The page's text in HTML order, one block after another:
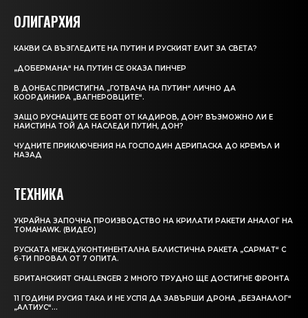
ОЛИГАРХИЯ
КАКВИ СА ВЪЗГЛЕДИТЕ НА ПУТИН И РУСКИЯТ ЕЛИТ ЗА СВЕТА?
„ДОБЕРМАНА“ НА ПУТИН СЕ ОКАЗА ПИНЧЕР
В ДОНБАС ПРИСТИГНА „ГОТВАЧА НА ПУТИН“ ЛИЧНО ДА
КООРДИНИРА „ВАГНЕРОВЦИТЕ“.
ЗАЩО РУСНАЦИТЕ СЕ БОЯТ ОТ КАДИРОВ, ДОН? ВЪЗМОЖНО ЛИ Е
НАИСТИНА ТОЙ ДА НАСЛЕДИ ПУТИН, ДОН?
ЧУДНИТЕ ПРИКЛЮЧЕНИЯ НА ГОСПОДИН ДЕРИПАСКА ДО КРЕМЪЛ И
НАЗАД
ТЕХНИКА
УКРАЙНА ЗАПОЧНА ПРОИЗВОДСТВО НА КРИЛАТИ РАКЕТИ АНАЛОГ НА
TOMAHAWK. (ВИДЕО)
РУСКАТА МЕЖДУКОНТИНЕНТАЛНА БАЛИСТИЧНА РАКЕТА „САРМАТ“ С
6-ТИ ПРОВАЛ ОТ 7 ОПИТА.
БРИТАНСКИЯТ CHALLENGER 2 МНОГО ТРУДНО ЩЕ ДОСТИГНЕ ФРОНТА
11 ГОДИНИ РУСИЯ ТАКА И НЕ УСПЯ ДА ЗАВЪРШИ ДРОНА „БЕЗАНАЛОГ“
„АЛТИУС“…